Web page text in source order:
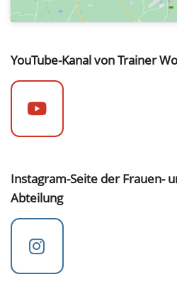
YouTube-Kanal von Trainer
Instagram-Seite der Frauen-
Abteilung